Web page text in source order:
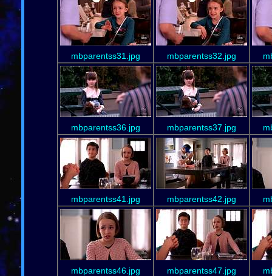
mbparentss31.jpg mbparentss32.jpg
mbparentss36.jpg mbparentss37.jpg
mbparentss41.jpg mbparentss42.jpg
mbparentss46.jpg mbparentss47.jpg